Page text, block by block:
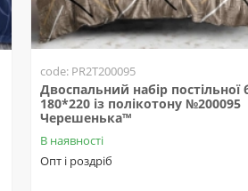
code: PR2T200095
Двоспальний набір постільної
180*220 із полікотону №200095
Черешенька™
В наявності
Опт і роздріб